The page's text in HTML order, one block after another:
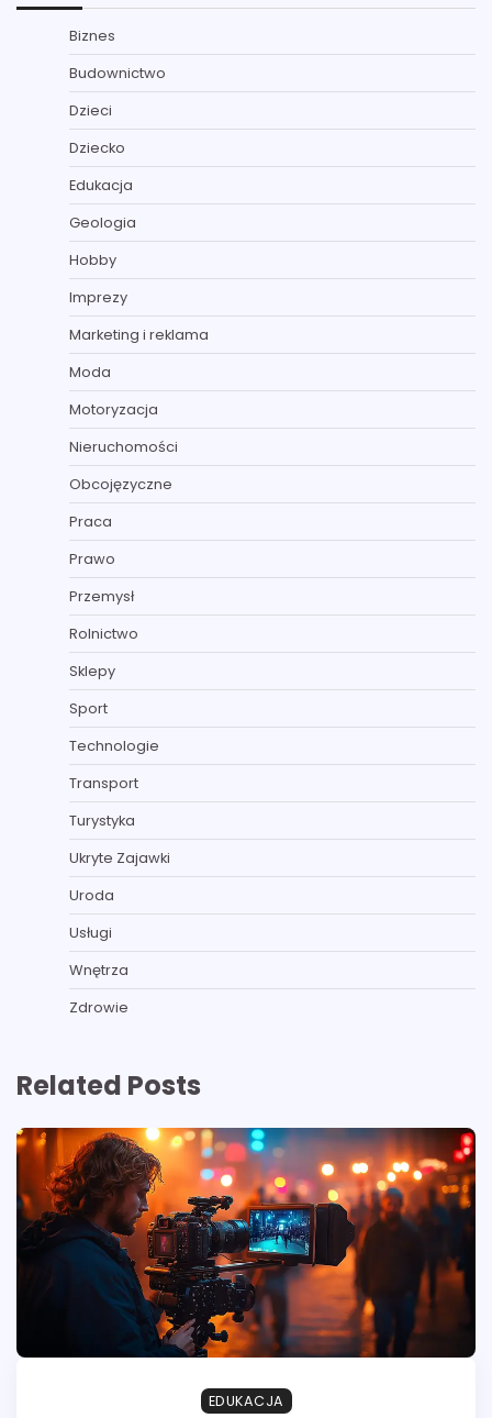
Biznes
Budownictwo
Dzieci
Dziecko
Edukacja
Geologia
Hobby
Imprezy
Marketing i reklama
Moda
Motoryzacja
Nieruchomości
Obcojęzyczne
Praca
Prawo
Przemysł
Rolnictwo
Sklepy
Sport
Technologie
Transport
Turystyka
Ukryte Zajawki
Uroda
Usługi
Wnętrza
Zdrowie
Related Posts
EDUKACJA